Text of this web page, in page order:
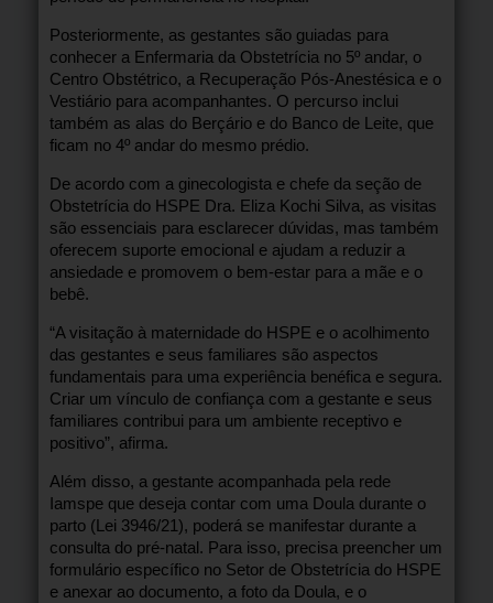
Posteriormente, as gestantes são guiadas para
conhecer a Enfermaria da Obstetrícia no 5º andar, o
Centro Obstétrico, a Recuperação Pós-Anestésica e o
Vestiário para acompanhantes. O percurso inclui
também as alas do Berçário e do Banco de Leite, que
ficam no 4º andar do mesmo prédio.
De acordo com a ginecologista e chefe da seção de
Obstetrícia do HSPE Dra. Eliza Kochi Silva, as visitas
são essenciais para esclarecer dúvidas, mas também
oferecem suporte emocional e ajudam a reduzir a
ansiedade e promovem o bem-estar para a mãe e o
bebê.
“A visitação à maternidade do HSPE e o acolhimento
das gestantes e seus familiares são aspectos
fundamentais para uma experiência benéfica e segura.
Criar um vínculo de confiança com a gestante e seus
familiares contribui para um ambiente receptivo e
positivo”, afirma.
Além disso, a gestante acompanhada pela rede
Iamspe que deseja contar com uma Doula durante o
parto (Lei 3946/21), poderá se manifestar durante a
consulta do pré-natal. Para isso, precisa preencher um
formulário específico no Setor de Obstetrícia do HSPE
e anexar ao documento, a foto da Doula, e o